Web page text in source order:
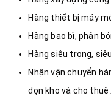
Hàng thiết bị máy
Hàng bao bì, phân
Hàng siêu trọng,
Nhận vận chuyển
dọn kho và cho thuê